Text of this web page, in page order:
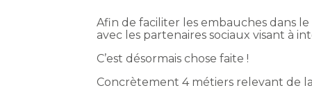
Afin de faciliter les embauches dans
avec les partenaires sociaux visant à
C’est désormais chose faite !
Concrètement 4 métiers relevant de